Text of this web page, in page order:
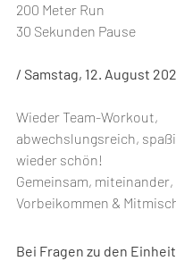
200 Meter Run
30 Sekunden Pause
/ Samstag, 12. August
Wieder Team-Workout,
abwechslungsreich,
wieder schön!
Gemeinsam,
Vorbeikommen &
Bei Fragen zu den